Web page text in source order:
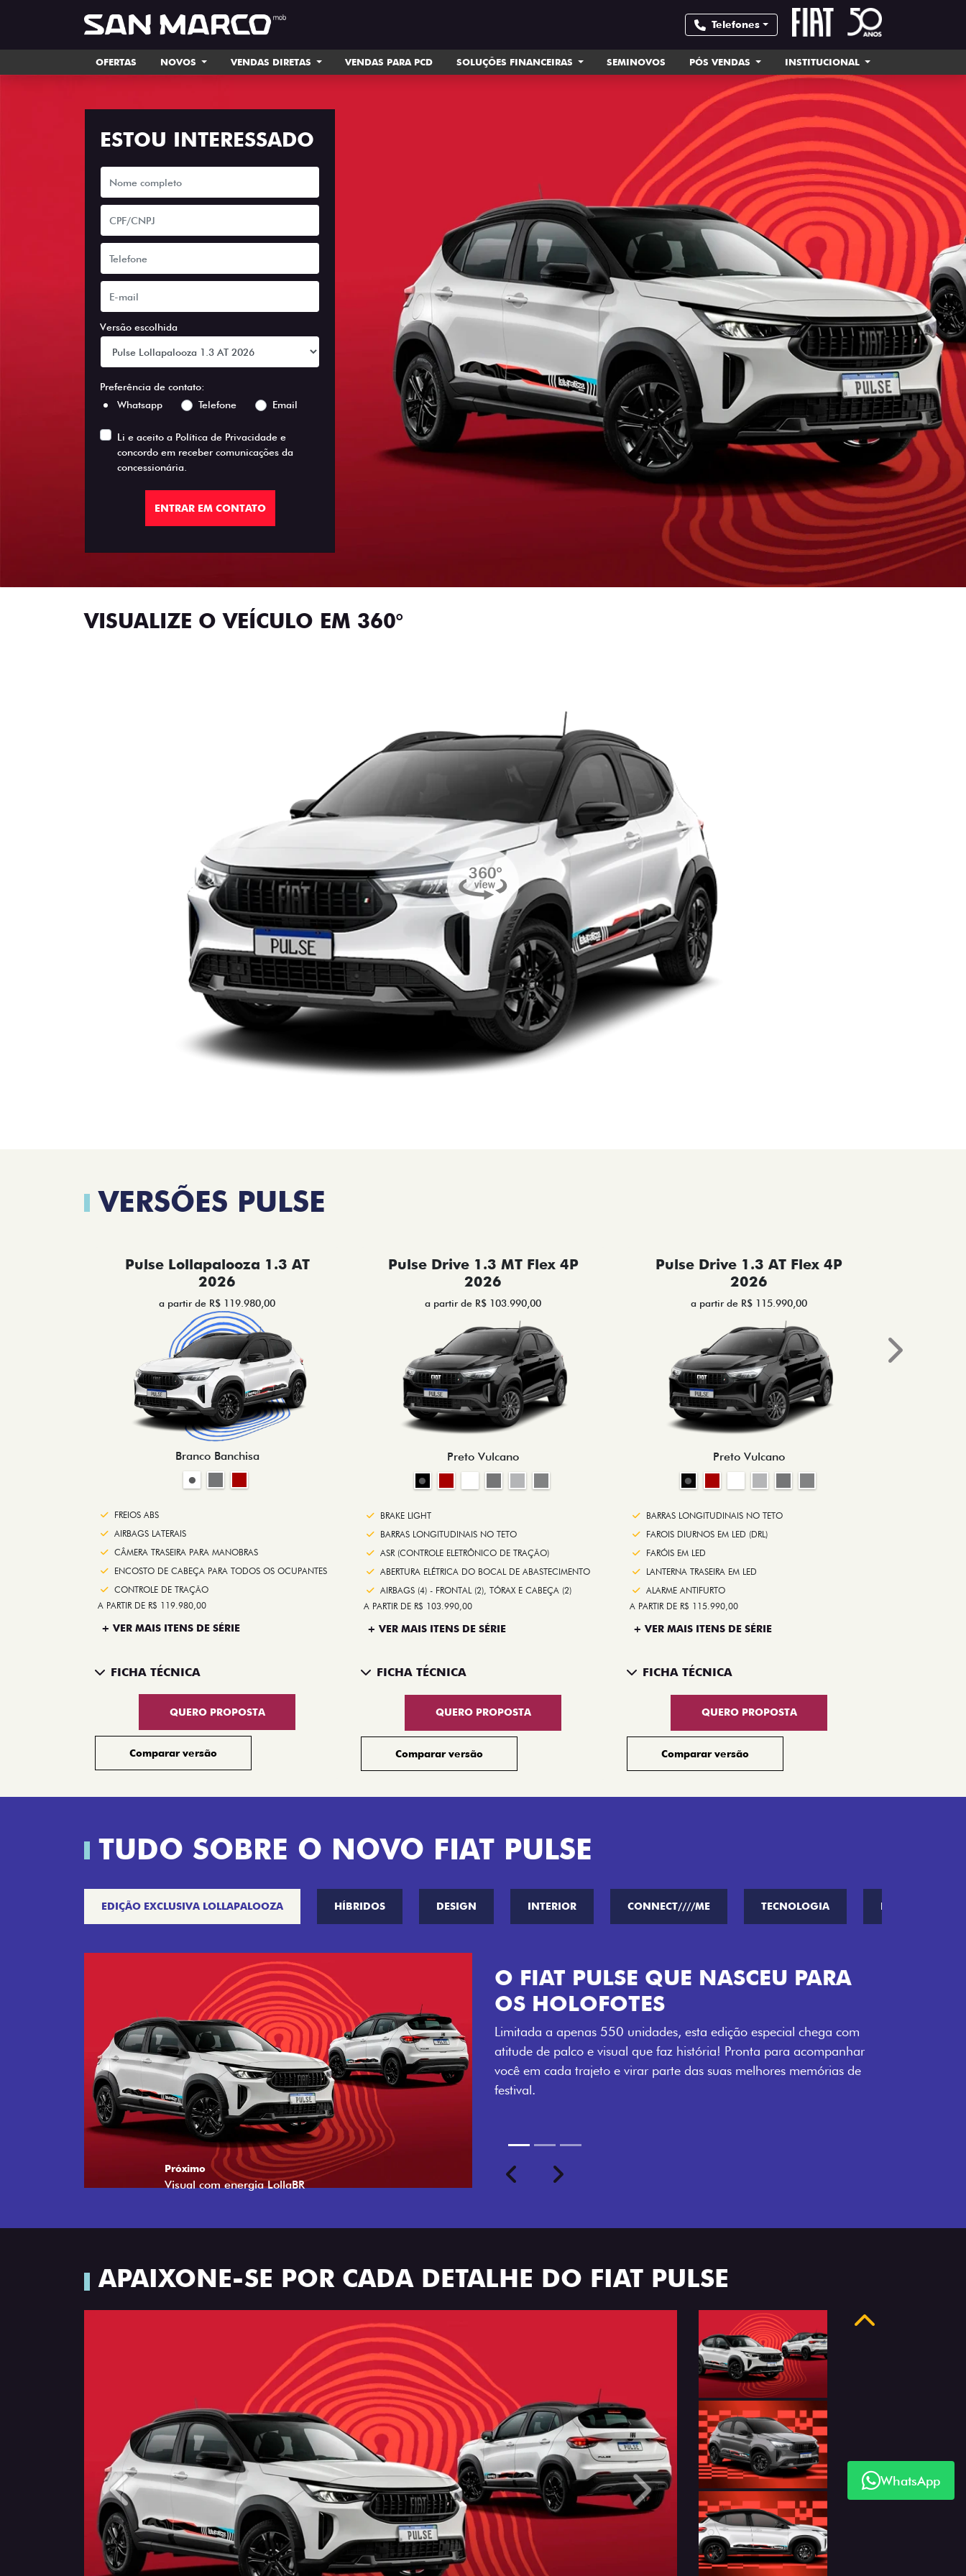
Telefones
OFERTAS NOVOS VENDAS DIRETAS VENDAS PARA PCD SOLUÇÕES FINANCEIRAS SEMINOVOS PÓS VENDAS INSTITUCIONAL
ESTOU INTERESSADO
Versão escolhida
Preferência de contato:
Whatsapp
Telefone Email
Li e aceito a Política de Privacidade e
concordo em receber comunicações da
concessionária.
ENTRAR EM CONTATO
VISUALIZE O VEÍCULO EM 360°
VERSÕES PULSE
Pulse Lollapalooza 1.3 AT
2026
a partir de R$ 119.980,00
Branco Banchisa
FREIOS ABS
AIRBAGS LATERAIS
CÂMERA TRASEIRA PARA MANOBRAS
ENCOSTO DE CABEÇA PARA TODOS OS OCUPANTES
CONTROLE DE TRAÇÃO
A PARTIR DE R$ 119.980,00
+ VER MAIS ITENS DE SÉRIE
FICHA TÉCNICA
QUERO PROPOSTA
Comparar versão
Pulse Drive 1.3 MT Flex 4P
2026
a partir de R$ 103.990,00
Preto Vulcano
BRAKE LIGHT
BARRAS LONGITUDINAIS NO TETO
ASR (CONTROLE ELETRÔNICO DE TRAÇÃO)
ABERTURA ELÉTRICA DO BOCAL DE ABASTECIMENTO
AIRBAGS (4) - FRONTAL (2), TÓRAX E CABEÇA (2)
A PARTIR DE R$ 103.990,00
+ VER MAIS ITENS DE SÉRIE
FICHA TÉCNICA
QUERO PROPOSTA
Comparar versão
Pulse Drive 1.3 AT Flex 4P
2026
a partir de R$ 115.990,00
Preto Vulcano
BARRAS LONGITUDINAIS NO TETO
FAROIS DIURNOS EM LED (DRL)
FARÓIS EM LED
LANTERNA TRASEIRA EM LED
ALARME ANTIFURTO
A PARTIR DE R$ 115.990,00
+ VER MAIS ITENS DE SÉRIE
FICHA TÉCNICA
QUERO PROPOSTA
Comparar versão
Next
TUDO SOBRE O NOVO FIAT PULSE
EDIÇÃO EXCLUSIVA LOLLAPALOOZA HÍBRIDOS DESIGN INTERIOR CONNECT////ME TECNOLOGIA PERFORMANCE
VISUAL COM ENERGIA LOLLABR
Se liga no que compõe a identidade exclusiva do festival: série
numerada, adesivo lateral LollaBR e a soleira temática que reforçam
a exclusividade, enquanto os detalhes escurecidos, o teto bicolor e as
rodas de liga-leve aro 16” em preto brilhante completam o visual
com ainda mais estilo.
Próximo
Tecnologia que acompanha o seu ritmo
PreviousNext
APAIXONE-SE POR CADA DETALHE DO FIAT PULSE
Anterior Próximo
Anterior
WhatsApp